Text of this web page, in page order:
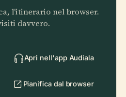
l'itinerario nel browser.
davvero.
Apri nell'app Audiala
Pianifica dal browser